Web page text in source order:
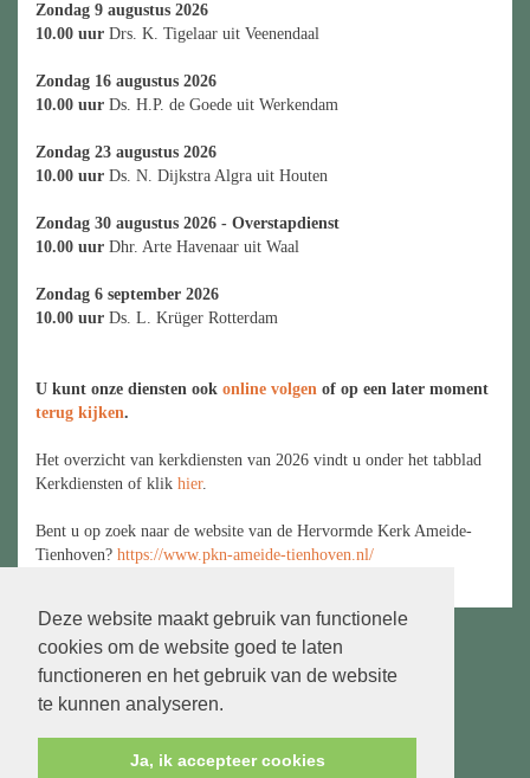
Deze website maakt gebruik van functionele
cookies om de website goed te laten
functioneren en het gebruik van de website
te kunnen analyseren.
Ja, ik accepteer cookies
Zondag 9 augustus 2026
10.00 uur Drs. K. Tigelaar uit Veenendaal
Zondag 16 augustus 2026
10.00 uur Ds. H.P. de Goede uit Werkendam
Zondag 23 augustus 2026
10.00 uur Ds. N. Dijkstra Algra uit Houten
Zondag 30 augustus 2026 - Overstapdienst
10.00 uur Dhr. Arte Havenaar uit Waal
Zondag 6 september 2026
10.00 uur Ds. L. Krüger Rotterdam
U kunt onze diensten ook online volgen of op een later moment
terug kijken.
Het overzicht van kerkdiensten van 2026 vindt u onder het tabblad
Kerkdiensten of klik hier.
Bent u op zoek naar de website van de Hervormde Kerk Ameide-
Tienhoven? https://www.pkn-ameide-tienhoven.nl/
Volg ons op: